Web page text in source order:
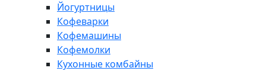
Йогуртницы
Кофеварки
Кофемашины
Кофемолки
Кухонные комбайны